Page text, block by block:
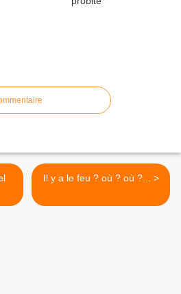
Il y a le feu ? où ? où ?... >